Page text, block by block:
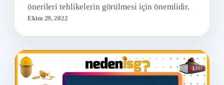
önerileri tehlikelerin görülmesi için önemlidir.
Ekim 29, 2022